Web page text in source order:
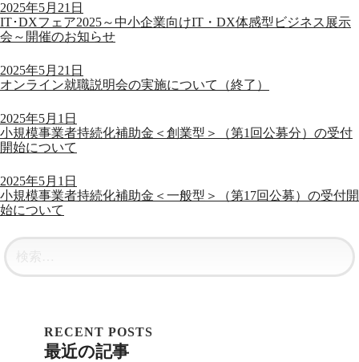
2025年5月21日
IT･DXフェア2025～中小企業向けIT・DX体感型ビジネス展示
会～開催のお知らせ
2025年5月21日
オンライン就職説明会の実施について（終了）
2025年5月1日
小規模事業者持続化補助金＜創業型＞（第1回公募分）の受付
開始について
2025年5月1日
小規模事業者持続化補助金＜一般型＞（第17回公募）の受付開
始について
最近の記事